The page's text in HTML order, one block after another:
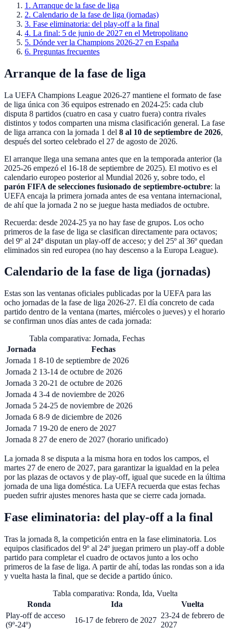
1 . Arranque de la fase de liga
2. Calendario de la fase de liga (jornadas)
3. Fase eliminatoria: del play-off a la final
4. La final: 5 de junio de 2027 en el Metropolitano
5. Dónde ver la Champions 2026-27 en España
6. Preguntas frecuentes
Arranque de la fase de liga
La UEFA Champions League 2026-27 mantiene el formato de fase
de liga única con 36 equipos estrenado en 2024-25: cada club
disputa 8 partidos (cuatro en casa y cuatro fuera) contra rivales
distintos y todos comparten una misma clasificación general. La fase
de liga arranca con la jornada 1 del 8 al 10 de septiembre de 2026,
después del sorteo celebrado el 27 de agosto de 2026.
El arranque llega una semana antes que en la temporada anterior (la
2025-26 empezó el 16-18 de septiembre de 2025). El motivo es el
calendario europeo posterior al Mundial 2026 y, sobre todo, el
parón FIFA de selecciones fusionado de septiembre-octubre: la
UEFA encaja la primera jornada antes de esa ventana internacional,
de ahí que la jornada 2 no se juegue hasta mediados de octubre.
Recuerda: desde 2024-25 ya no hay fase de grupos. Los ocho
primeros de la fase de liga se clasifican directamente para octavos;
del 9º al 24º disputan un play-off de acceso; y del 25º al 36º quedan
eliminados sin red europea (no hay descenso a la Europa League).
Calendario de la fase de liga (jornadas)
Estas son las ventanas oficiales publicadas por la UEFA para las
ocho jornadas de la fase de liga 2026-27. El día concreto de cada
partido dentro de la ventana (martes, miércoles o jueves) y el horario
se confirman unos días antes de cada jornada:
Tabla comparativa: Jornada, Fechas
Jornada
Fechas
Jornada 1 8-10 de septiembre de 2026
Jornada 2 13-14 de octubre de 2026
Jornada 3 20-21 de octubre de 2026
Jornada 4 3-4 de noviembre de 2026
Jornada 5 24-25 de noviembre de 2026
Jornada 6 8-9 de diciembre de 2026
Jornada 7 19-20 de enero de 2027
Jornada 8 27 de enero de 2027 (horario unificado)
La jornada 8 se disputa a la misma hora en todos los campos, el
martes 27 de enero de 2027, para garantizar la igualdad en la pelea
por las plazas de octavos y de play-off, igual que sucede en la última
jornada de una liga doméstica. La UEFA recuerda que estas fechas
pueden sufrir ajustes menores hasta que se cierre cada jornada.
Fase eliminatoria: del play-off a la final
Tras la jornada 8, la competición entra en la fase eliminatoria. Los
equipos clasificados del 9º al 24º juegan primero un play-off a doble
partido para completar el cuadro de octavos junto a los ocho
primeros de la fase de liga. A partir de ahí, todas las rondas son a ida
y vuelta hasta la final, que se decide a partido único.
Tabla comparativa: Ronda, Ida, Vuelta
Ronda
Ida
Vuelta
Play-off de acceso
(9º-24º)
16-17 de febrero de 2027
23-24 de febrero de
2027